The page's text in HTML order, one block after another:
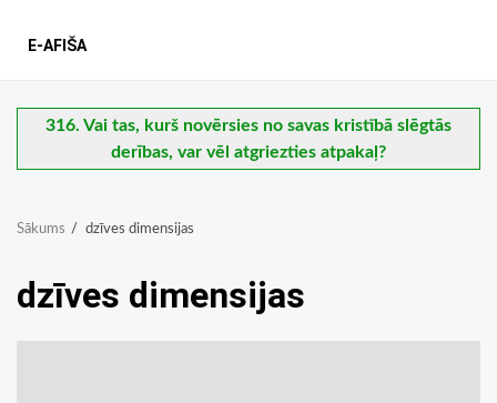
E-AFIŠA
316. Vai tas, kurš novērsies no savas kristībā slēgtās
derības, var vēl atgriezties atpakaļ?
Sākums dzīves dimensijas
dzīves dimensijas